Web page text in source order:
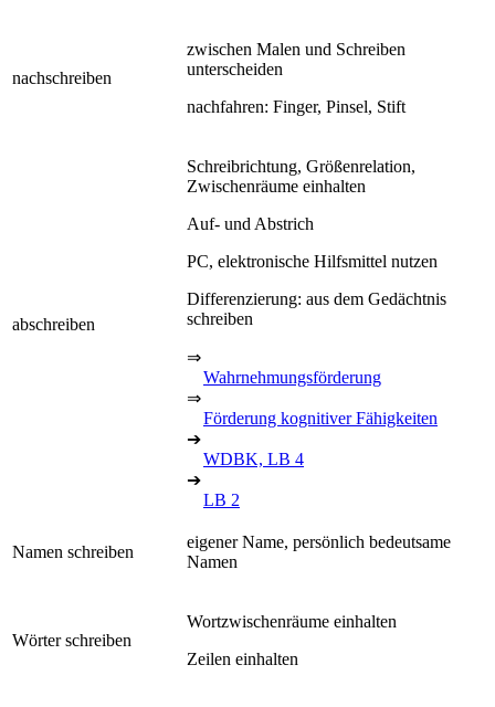
nachschreiben
zwischen Malen und Schreiben
unterscheiden
nachfahren: Finger, Pinsel, Stift
abschreiben
Schreibrichtung, Größenrelation,
Zwischenräume einhalten
Auf- und Abstrich
PC, elektronische Hilfsmittel nutzen
Differenzierung: aus dem Gedächtnis
schreiben
⇒
Wahrnehmungsförderung
⇒
Förderung kognitiver Fähigkeiten
➔
WDBK, LB 4
➔
LB 2
Namen schreiben
eigener Name, persönlich bedeutsame
Namen
Wörter schreiben
Wortzwischenräume einhalten
Zeilen einhalten